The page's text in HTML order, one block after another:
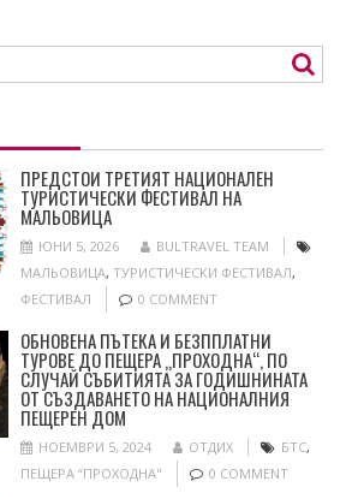
ПРЕДСТОИ ТРЕТИЯТ НАЦИОНАЛЕН
ТУРИСТИЧЕСКИ ФЕСТИВАЛ НА
МАЛЬОВИЦА
ЮНИ 5, 2026
BULTRAVEL TEAM
МАЛЬОВИЦА, ТУРИСТИЧЕСКИ ФЕСТИВАЛ,
ФЕСТИВАЛ
0 COMMENT
ОБНОВЕНА ПЪТЕКА И БЕЗППЛАТНИ
ТУРОВЕ ДО ПЕЩЕРА „ПРОХОДНА“, ПО
СЛУЧАЙ СЪБИТИЯТА ЗА ГОДИШНИНАТА
ОТ СЪЗДАВАНЕТО НА НАЦИОНАЛНИЯ
ПЕЩЕРЕН ДОМ
НОЕМВРИ 5, 2024 ОТДИХ БТС,
ПЕЩЕРА “ПРОХОДНА"
0 COMMENT